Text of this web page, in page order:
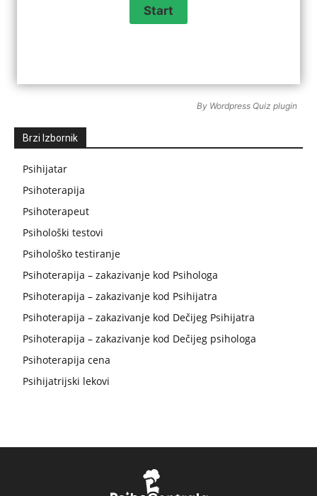
By Wordpress Quiz plugin
Brzi Izbornik
Psihijatar
Psihoterapija
Psihoterapeut
Psihološki testovi
Psihološko testiranje
Psihoterapija – zakazivanje kod Psihologa
Psihoterapija – zakazivanje kod Psihijatra
Psihoterapija – zakazivanje kod Dečijeg Psihijatra
Psihoterapija – zakazivanje kod Dečijeg psihologa
Psihoterapija cena
Psihijatrijski lekovi